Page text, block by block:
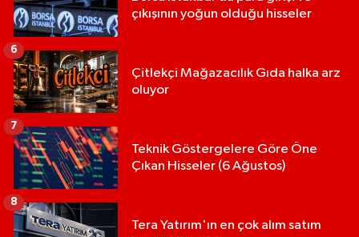
çıkışının yoğun olduğu hisseler
Çitlekçi Mağazacılık Gıda halka arz
oluyor
6
Teknik Göstergelere Göre Öne
Çıkan Hisseler (6 Ağustos)
7
Tera Yatırım'ın en çok alım satım
8